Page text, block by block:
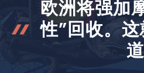
欧洲将强加
性”回收。